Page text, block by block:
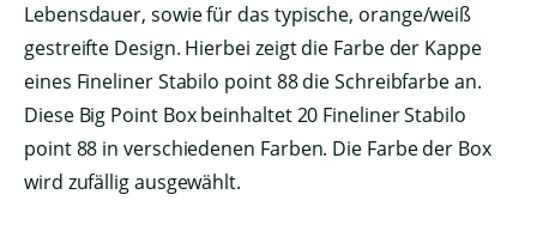
Lebensdauer, sowie für das typische, orange/weiß
gestreifte Design. Hierbei zeigt die Farbe der Kappe
eines Fineliner Stabilo point 88 die Schreibfarbe an.
Diese Big Point Box beinhaltet 20 Fineliner Stabilo
point 88 in verschiedenen Farben. Die Farbe der Box
wird zufällig ausgewählt.